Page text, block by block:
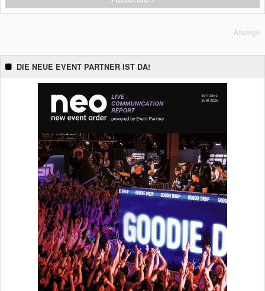
Anzeige
DIE NEUE EVENT PARTNER IST DA!